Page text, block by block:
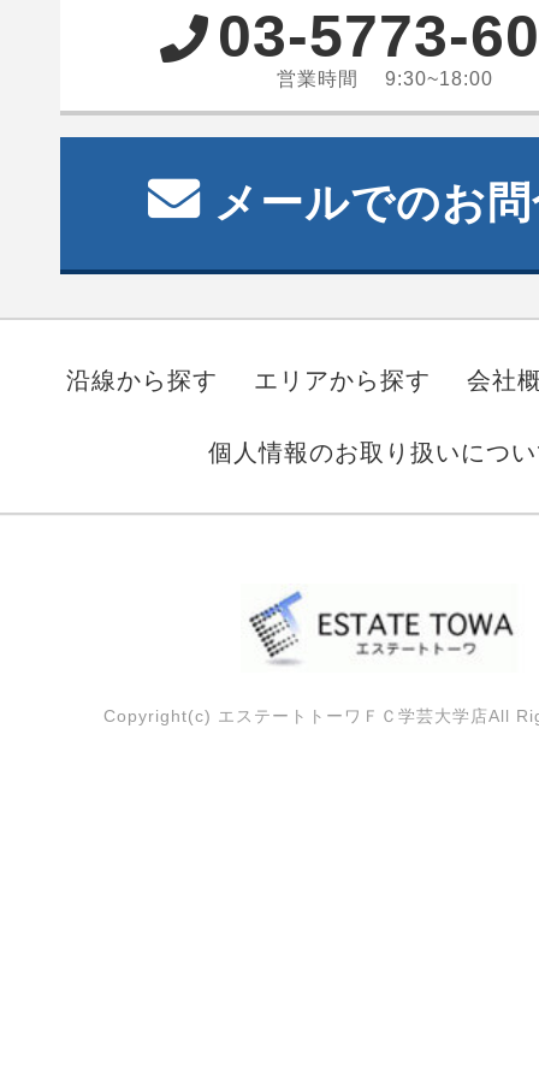
03-5773-
営業時間 9:30~18:00
メールでのお
沿線から探す エリアから探す 会社
個人情報のお取り扱いにつ
Copyright(c) エステートトーワＦＣ学芸大学店All